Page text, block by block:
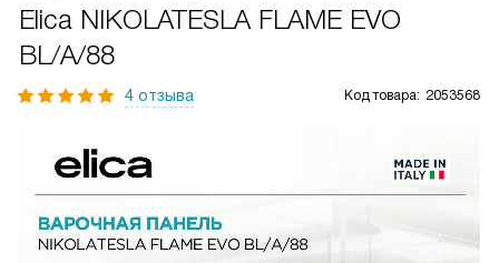
Elica NIKOLATESLA FLAME EVO
BL/A/88
4 отзыва Код товара: 2053568